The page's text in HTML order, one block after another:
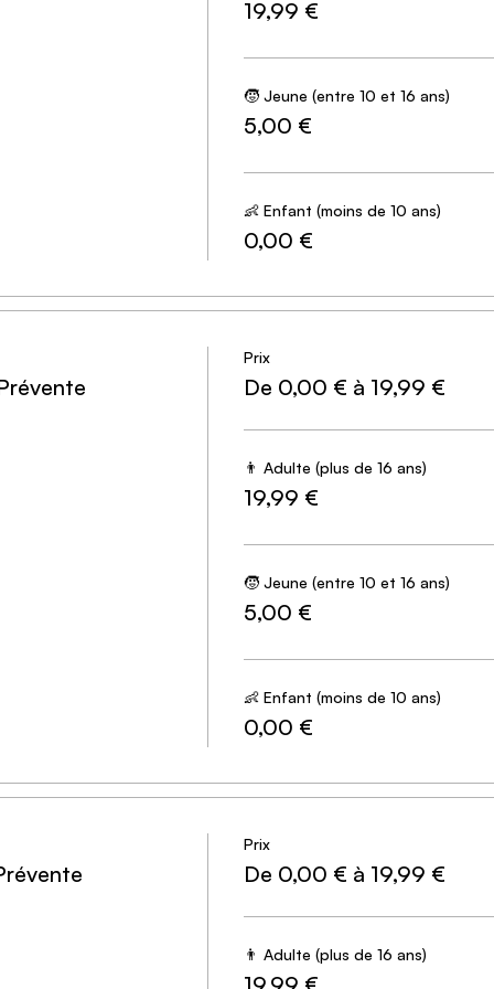
agent disparu, stoppez le plan machiavélique des criminels
qui, comme vous, veulent découvrir la vérité
Vos décisions et vos choix détermineront la suite de
recevez par mail l’adresse du point de rdv 24h avant le
à partir de 2 personnes. Pour une expérience de
achetées, la 5ème est offerte. Sélectionnez le Pack
le jour même, équipez vous d’un stylo, un petit carnet et
19,99 €
🧒 Jeune (entre 10 et 16 ans)
5,00 €
👶 Enfant (moins de 10 ans)
0,00 €
Prix
De 0,00 € à 19,99 €
👨 Adulte (plus de 16 ans)
19,99 €
🧒 Jeune (entre 10 et 16 ans)
5,00 €
👶 Enfant (moins de 10 ans)
0,00 €
Prix
De 0,00 € à 19,99 €
👨 Adulte (plus de 16 ans)